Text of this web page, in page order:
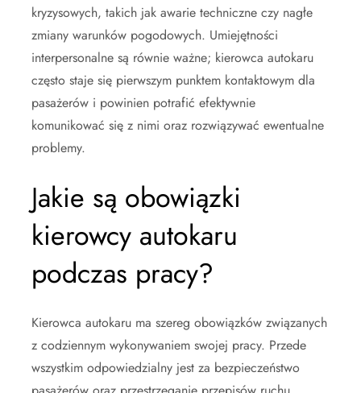
kryzysowych, takich jak awarie techniczne czy nagłe
zmiany warunków pogodowych. Umiejętności
interpersonalne są równie ważne; kierowca autokaru
często staje się pierwszym punktem kontaktowym dla
pasażerów i powinien potrafić efektywnie
komunikować się z nimi oraz rozwiązywać ewentualne
problemy.
Jakie są obowiązki
kierowcy autokaru
podczas pracy?
Kierowca autokaru ma szereg obowiązków związanych
z codziennym wykonywaniem swojej pracy. Przede
wszystkim odpowiedzialny jest za bezpieczeństwo